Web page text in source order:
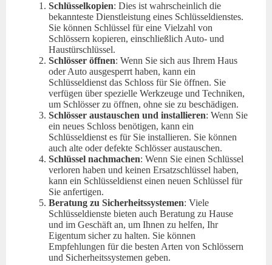
Schlüsselkopien: Dies ist wahrscheinlich die
bekannteste Dienstleistung eines Schlüsseldienstes.
Sie können Schlüssel für eine Vielzahl von
Schlössern kopieren, einschließlich Auto- und
Haustürschlüssel.
Schlösser öffnen: Wenn Sie sich aus Ihrem Haus
oder Auto ausgesperrt haben, kann ein
Schlüsseldienst das Schloss für Sie öffnen. Sie
verfügen über spezielle Werkzeuge und Techniken,
um Schlösser zu öffnen, ohne sie zu beschädigen.
Schlösser austauschen und installieren: Wenn Sie
ein neues Schloss benötigen, kann ein
Schlüsseldienst es für Sie installieren. Sie können
auch alte oder defekte Schlösser austauschen.
Schlüssel nachmachen: Wenn Sie einen Schlüssel
verloren haben und keinen Ersatzschlüssel haben,
kann ein Schlüsseldienst einen neuen Schlüssel für
Sie anfertigen.
Beratung zu Sicherheitssystemen: Viele
Schlüsseldienste bieten auch Beratung zu Hause
und im Geschäft an, um Ihnen zu helfen, Ihr
Eigentum sicher zu halten. Sie können
Empfehlungen für die besten Arten von Schlössern
und Sicherheitssystemen geben.